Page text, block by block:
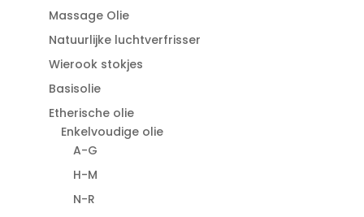
Massage Olie
Natuurlijke luchtverfrisser
Wierook stokjes
Basisolie
Etherische olie
Enkelvoudige olie
A-G
H-M
N-R